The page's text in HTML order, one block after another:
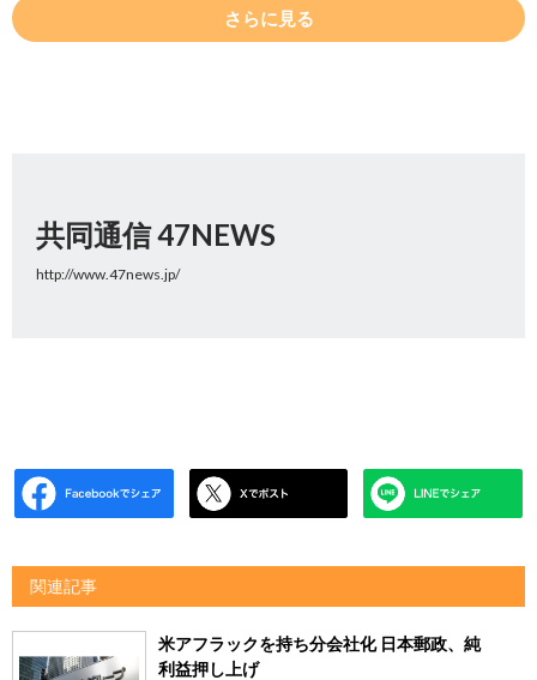
さらに見る
共同通信 47NEWS
http://www.47news.jp/
関連記事
米アフラックを持ち分会社化 日本郵政、純
利益押し上げ